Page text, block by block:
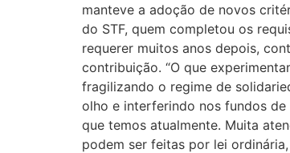
manteve a adoção de novos
do STF, quem completou os
requerer muitos anos depois,
contribuição. “O que
fragilizando o regime de
olho e interferindo nos fundos
que temos atualmente. Muita
podem ser feitas por lei ordinária,